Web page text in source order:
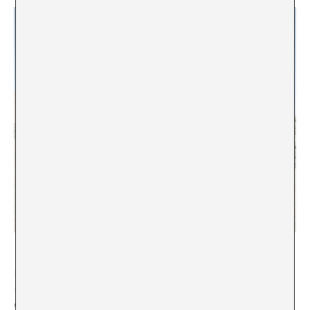
El conflicto ecoterritorial no solo se extiende por el
norte, sino que además a través de diversos puntos de
este país. Lamentablemente, la puesta en marcha de